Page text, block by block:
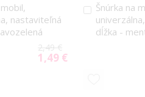
nastaviteľná
2,49 €
Special
1,49 €
Šnúrka na
dĺžka -
Pridať
do
košíka